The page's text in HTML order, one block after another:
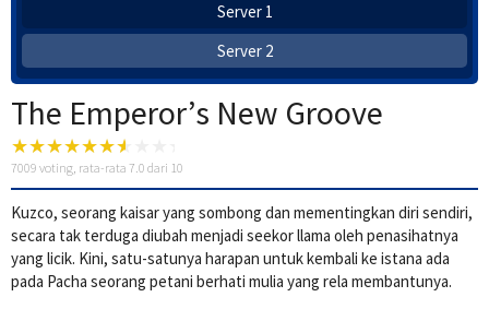
Server 1
Server 2
The Emperor’s New Groove
7009 voting, rata-rata 7.0 dari 10
Kuzco, seorang kaisar yang sombong dan mementingkan diri sendiri,
secara tak terduga diubah menjadi seekor llama oleh penasihatnya
yang licik. Kini, satu-satunya harapan untuk kembali ke istana ada
pada Pacha seorang petani berhati mulia yang rela membantunya.